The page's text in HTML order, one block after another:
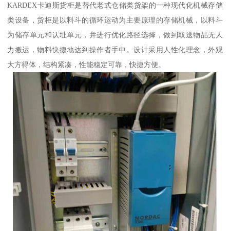
KARDEX卡迪斯货柜是替代老式仓储类货架的一种现代化机械存储
类设备，货柜是以料斗的循环运动为主要原理的存储机械，以料斗
为储存单元和认址单元，并进行优化路径选择，做到取送物品无人
力搬运，物料快捷地达到操作者手中。设计采用人性化理念，外观
大方得体，结构紧凑，性能稳定可靠，快捷方便。